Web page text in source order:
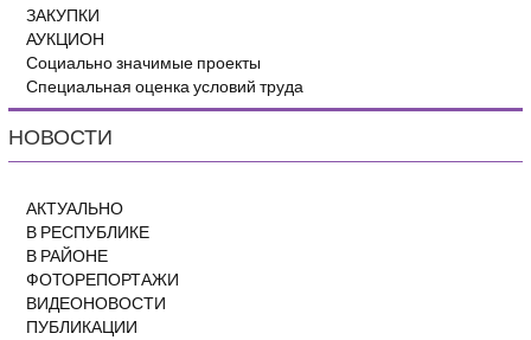
ЗАКУПКИ
АУКЦИОН
Социально значимые проекты
Специальная оценка условий труда
НОВОСТИ
АКТУАЛЬНО
В РЕСПУБЛИКЕ
В РАЙОНЕ
ФОТОРЕПОРТАЖИ
ВИДЕОНОВОСТИ
ПУБЛИКАЦИИ